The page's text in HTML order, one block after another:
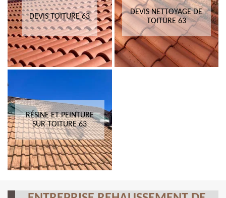
DEVIS TOITURE 63
DEVIS NETTOYAGE DE
TOITURE 63
RÉSINE ET PEINTURE
SUR TOITURE 63